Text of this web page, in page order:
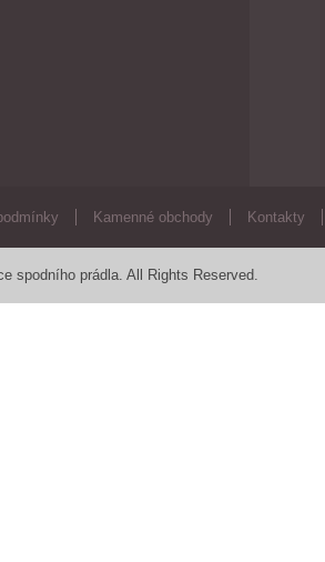
Kamenné obchody Kontakty
spodního prádla. All Rights Reserved.